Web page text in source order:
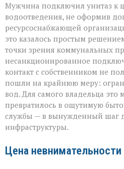
Мужчина подключил унитаз к
водоотведения, не оформив
ресурсоснабжающей
это казалось простым
точки зрения коммунальных
несанкционированное
контакт с собственником не
пошли на крайнюю меру:
вод. Для самого владельца это
превратилось в ощутимую
службы — в вынужденный шаг
инфраструктуры.
Цена невнимательности